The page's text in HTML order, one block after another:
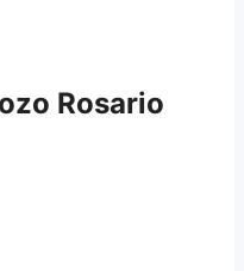
Rosario